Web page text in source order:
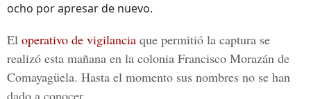
ocho por apresar de nuevo.
El operativo de vigilancia que permitió la captura se
realizó esta mañana en la colonia Francisco Morazán de
Comayagüela. Hasta el momento sus nombres no se han
dado a conocer.